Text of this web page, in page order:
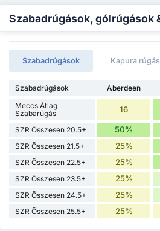
Szabadrúgások, gólrúgások
Szabadrúgások Kapura rúgás
Szabadrúgások Aberdeen
Meccs Átlag
Szabarúgás
16
SZR Összesen 20.5+ 50%
SZR Összesen 21.5+ 25%
SZR Összesen 22.5+ 25%
SZR Összesen 23.5+ 25%
SZR Összesen 24.5+ 25%
SZR Összesen 25.5+ 25%